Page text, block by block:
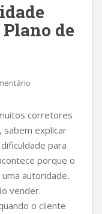
de
corretores
sabem explicar
para
porque o
autoridade,
vender.
o cliente